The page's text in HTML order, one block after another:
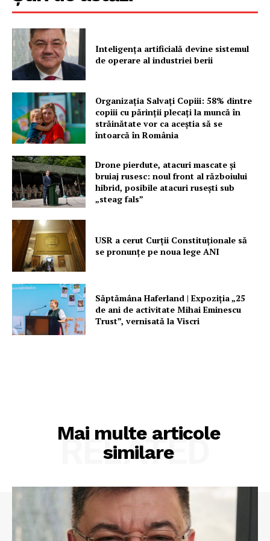
Inteligența artificială devine sistemul
de operare al industriei berii
Organizația Salvați Copiii: 58% dintre
copiii cu părinții plecați la muncă în
străinătate vor ca aceștia să se
întoarcă în România
Drone pierdute, atacuri mascate și
bruiaj rusesc: noul front al războiului
hibrid, posibile atacuri rusești sub
„steag fals”
USR a cerut Curții Constituționale să
se pronunțe pe noua lege ANI
Săptămâna Haferland | Expoziţia „25
de ani de activitate Mihai Eminescu
Trust”, vernisată la Viscri
Mai multe articole
similare
RELATED